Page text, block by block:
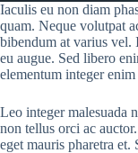
Iaculis eu non diam
quam. Neque volutpat
bibendum at varius vel.
eu augue. Sed libero
elementum integer
Leo integer malesuada
non tellus orci ac
eget mauris pharetra et.